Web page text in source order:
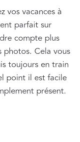
vos vacances à
parfait sur
compte plus
photos. Cela vous
toujours en train
point il est facile
présent.